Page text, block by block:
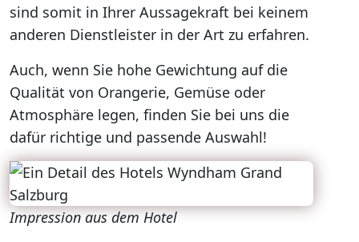
sind somit in Ihrer Aussagekraft bei keinem
anderen Dienstleister in der Art zu erfahren.
Auch, wenn Sie hohe Gewichtung auf die
Qualität von Orangerie, Gemüse oder
Atmosphäre legen, finden Sie bei uns die
dafür richtige und passende Auswahl!
Impression aus dem Hotel